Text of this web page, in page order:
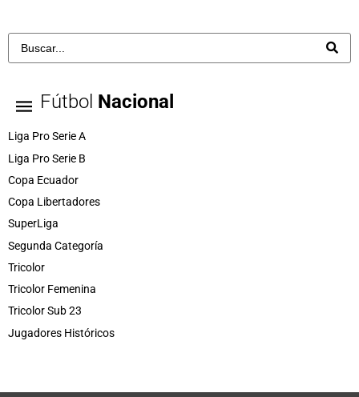
Fútbol Nacional
Liga Pro Serie A
Liga Pro Serie B
Copa Ecuador
Copa Libertadores
SuperLiga
Segunda Categoría
Tricolor
Tricolor Femenina
Tricolor Sub 23
Jugadores Históricos